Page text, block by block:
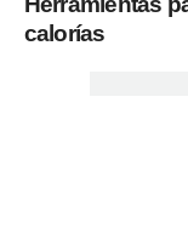
calorías